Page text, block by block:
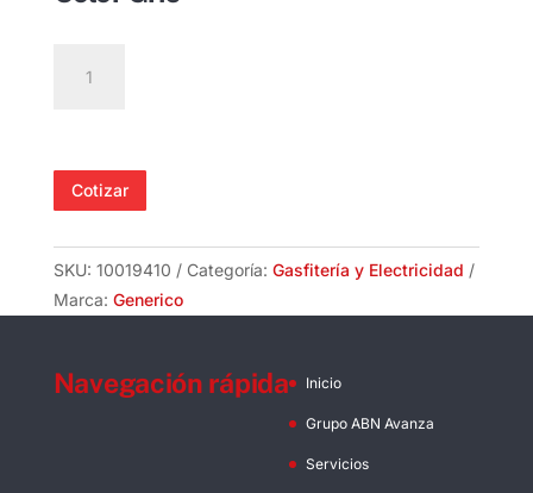
Macho
2p+t
Color
cantidad
Cotizar
SKU: 10019410 Categoría: Gasfitería y Electricidad
Marca: Generico
Navegación rápida Inicio
Grupo ABN Avanza
Servicios